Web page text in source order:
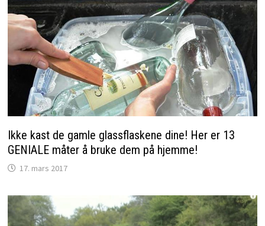
Ikke kast de gamle glassflaskene dine! Her er 13
GENIALE måter å bruke dem på hjemme!
17. mars 2017